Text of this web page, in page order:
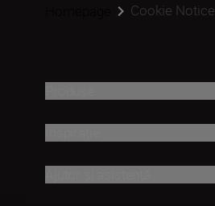
Cookie Notice